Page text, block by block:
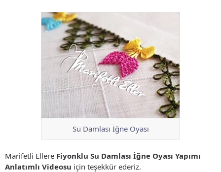
Su Damlası İğne Oyası
Marifetli Ellere Fiyonklu Su Damlası İğne Oyası Yapımı
Anlatımlı Videosu için teşekkür ederiz.